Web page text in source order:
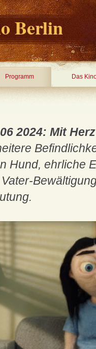
Berlin
Programm Das
2024: Mit
Hund, ehrliche